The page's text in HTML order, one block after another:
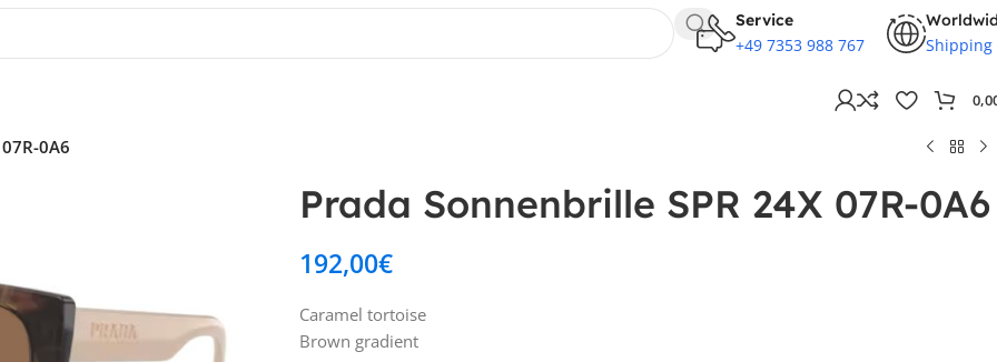
Service
+49 7353 988 767 Shipping
0A6
Prada Sonnenbrille SPR 24X 07R-0A6
192,00€
Caramel tortoise
Brown gradient